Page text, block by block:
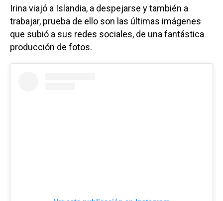
Irina viajó a Islandia, a despejarse y también a
trabajar, prueba de ello son las últimas imágenes
que subió a sus redes sociales, de una fantástica
producción de fotos.